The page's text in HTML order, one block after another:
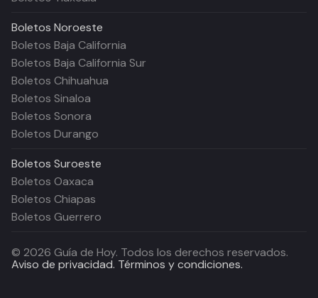
Boletos Noroeste
Boletos Baja California
Boletos Baja California Sur
Boletos Chihuahua
Boletos Sinaloa
Boletos Sonora
Boletos Durango
Boletos Suroeste
Boletos Oaxaca
Boletos Chiapas
Boletos Guerrero
© 2026 Guía de Hoy. Todos los derechos reservados.
Aviso de privacidad. Términos y condiciones.